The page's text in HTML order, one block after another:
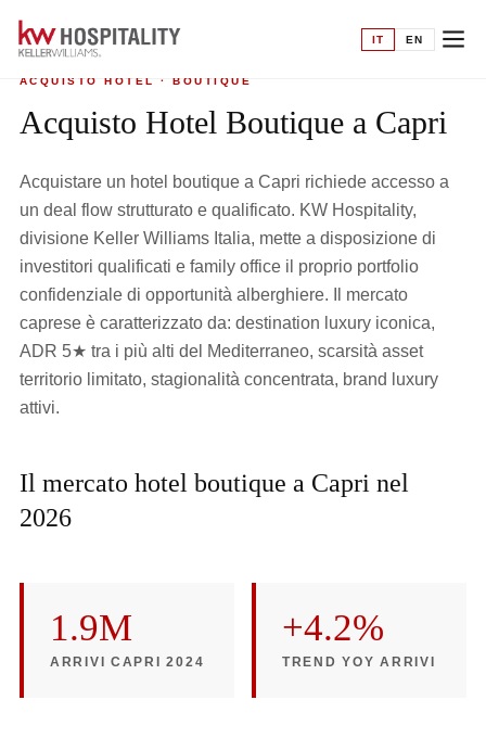
IT EN
Home ›Acquisto hotel›
ACQUISTO HOTEL · BOUTIQUE
Acquisto Hotel Boutique a Capri
Acquistare un hotel boutique a Capri richiede accesso a
un deal flow strutturato e qualificato. KW Hospitality,
divisione Keller Williams Italia, mette a disposizione di
investitori qualificati e family office il proprio portfolio
confidenziale di opportunità alberghiere. Il mercato
caprese è caratterizzato da: destination luxury iconica,
ADR 5★ tra i più alti del Mediterraneo, scarsità asset
territorio limitato, stagionalità concentrata, brand luxury
attivi.
Il mercato hotel boutique a Capri nel
2026
1.9M
ARRIVI CAPRI 2024
+4.2%
TREND YOY ARRIVI